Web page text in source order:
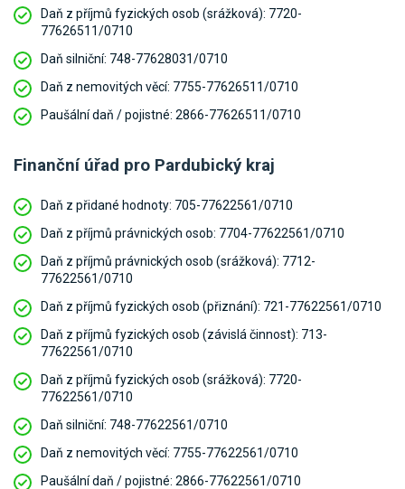
Daň z příjmů fyzických osob (srážková): 7720-
77626511/0710
Daň silniční: 748-77628031/0710
Daň z nemovitých věcí: 7755-77626511/0710
Paušální daň / pojistné: 2866-77626511/0710
Finanční úřad pro Pardubický kraj
Daň z přidané hodnoty: 705-77622561/0710
Daň z příjmů právnických osob: 7704-77622561/0710
Daň z příjmů právnických osob (srážková): 7712-
77622561/0710
Daň z příjmů fyzických osob (přiznání): 721-77622561/0710
Daň z příjmů fyzických osob (závislá činnost): 713-
77622561/0710
Daň z příjmů fyzických osob (srážková): 7720-
77622561/0710
Daň silniční: 748-77622561/0710
Daň z nemovitých věcí: 7755-77622561/0710
Paušální daň / pojistné: 2866-77622561/0710